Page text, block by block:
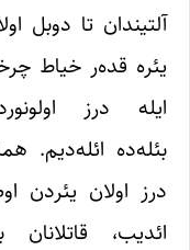
آلتیندان تا دوبل اولان
یئره قده‌ر خیاط چرخی
ایله درز اولونوردو.
بئله‌ده ائله‌دیم. همان
درز اولان یئردن اوطو
ائدیب، قاتلانان بیر